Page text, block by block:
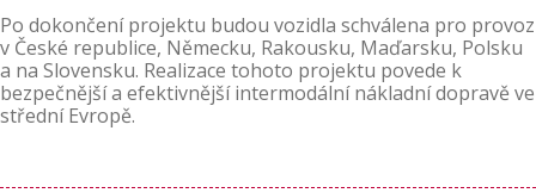
Po dokončení projektu budou vozidla schválena pro provoz
v České republice, Německu, Rakousku, Maďarsku, Polsku
a na Slovensku. Realizace tohoto projektu povede k
bezpečnější a efektivnější intermodální nákladní dopravě ve
střední Evropě.